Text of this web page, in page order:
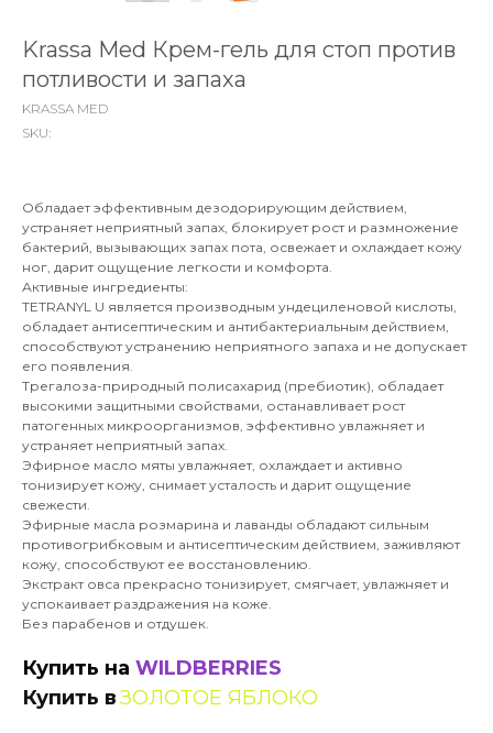
Krassa Med Крем-гель для стоп против
потливости и запаха
KRASSA MED
SKU:
Обладает эффективным дезодорирующим действием,
устраняет неприятный запах, блокирует рост и размножение
бактерий, вызывающих запах пота, освежает и охлаждает кожу
ног, дарит ощущение легкости и комфорта.
Активные ингредиенты:
TETRANYL U является производным ундециленовой кислоты,
обладает антисептическим и антибактериальным действием,
способствуют устранению неприятного запаха и не допускает
его появления.
Трегалоза-природный полисахарид (пребиотик), обладает
высокими защитными свойствами, останавливает рост
патогенных микроорганизмов, эффективно увлажняет и
устраняет неприятный запах.
Эфирное масло мяты увлажняет, охлаждает и активно
тонизирует кожу, снимает усталость и дарит ощущение
свежести.
Эфирные масла розмарина и лаванды обладают сильным
противогрибковым и антисептическим действием, заживляют
кожу, способствуют ее восстановлению.
Экстракт овса прекрасно тонизирует, смягчает, увлажняет и
успокаивает раздражения на коже.
Без парабенов и отдушек.
Купить на WILDBERRIES
Купить вЗОЛОТОЕ ЯБЛОКО